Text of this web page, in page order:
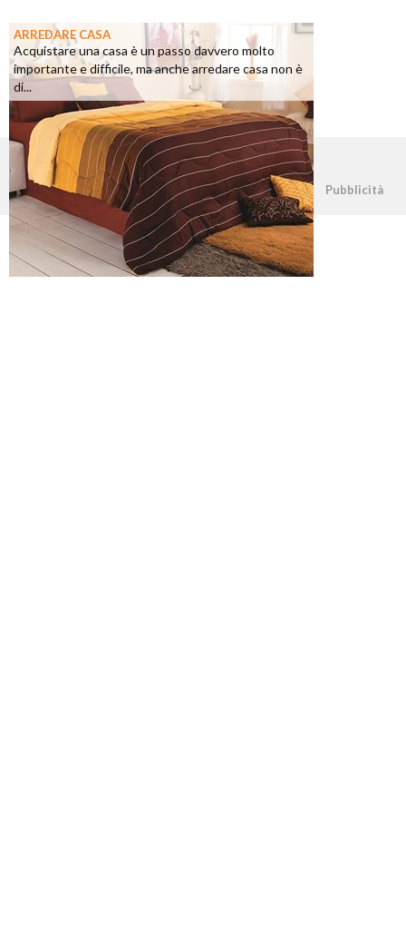
ARREDARE CASA
Acquistare una casa è un passo davvero molto
importante e difficile, ma anche arredare casa non è
di...
©2026 - casapratica.net - p.iva 03338800984 Pubblicità